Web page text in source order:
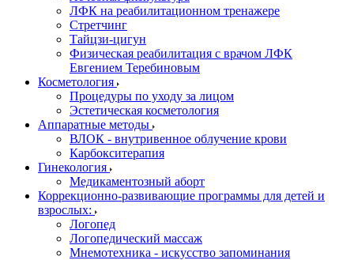
ЛФК на реабилитационном тренажере
Стретчинг
Тайцзи-цигун
Физическая реабилитация с врачом ЛФК
Евгением Теребиновым
Косметология
Процедуры по уходу за лицом
Эстетическая косметология
Аппаратные методы
ВЛОК - внутривенное облучение крови
Карбокситерапия
Гинекология
Медикаментозный аборт
Коррекционно-развивающие программы для детей и
взрослых:
Логопед
Логопедический массаж
Мнемотехника - искусство запоминания